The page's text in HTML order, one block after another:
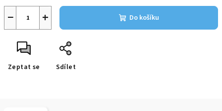
+
− Do košíku
Zeptat se Sdílet